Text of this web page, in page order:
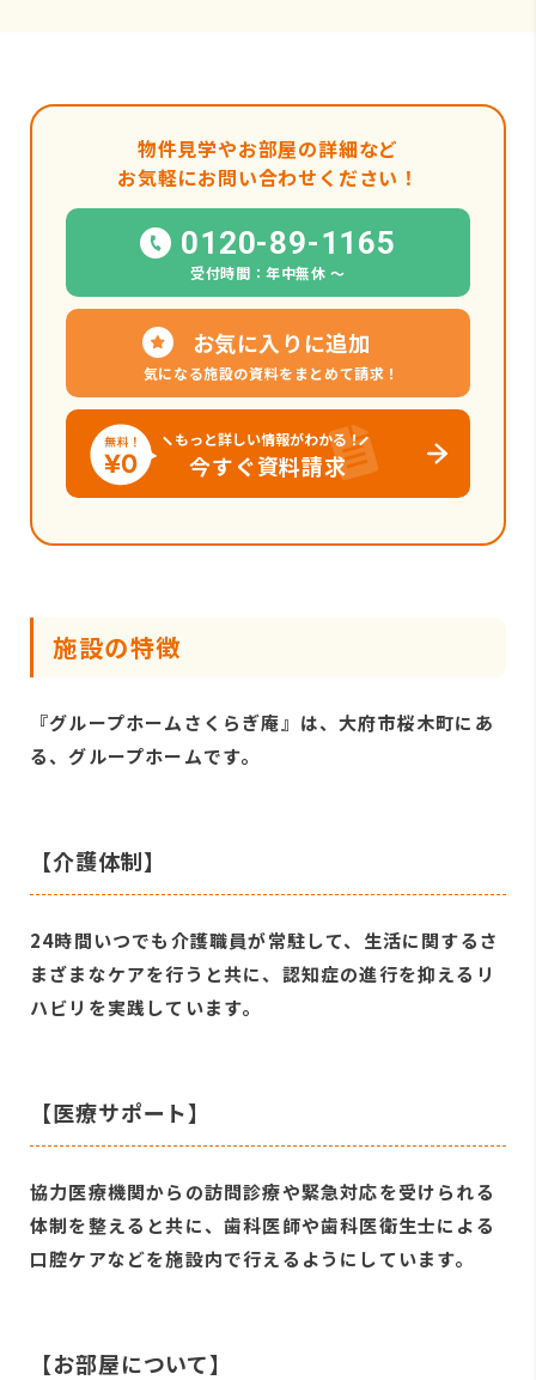
物件見学やお部屋の詳細など
お気軽にお問い合わせください！
0120-89-1165
受付時間：年中無休 〜
お気に入りに追加
気になる施設の資料をまとめて請求！
もっと詳しい情報がわかる！
今すぐ資料請求
施設の特徴
『グループホームさくらぎ庵』は、大府市桜木町にあ
る、グループホームです。
【介護体制】
24時間いつでも介護職員が常駐して、生活に関するさ
まざまなケアを行うと共に、認知症の進行を抑えるリ
ハビリを実践しています。
【医療サポート】
協力医療機関からの訪問診療や緊急対応を受けられる
体制を整えると共に、歯科医師や歯科医衛生士による
口腔ケアなどを施設内で行えるようにしています。
【お部屋について】